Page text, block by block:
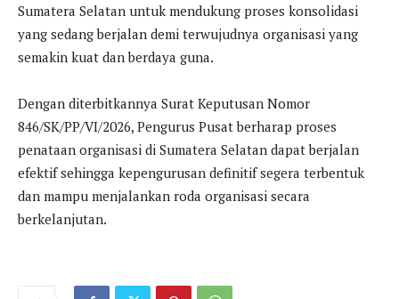
Sumatera Selatan untuk mendukung proses konsolidasi
yang sedang berjalan demi terwujudnya organisasi yang
semakin kuat dan berdaya guna.
Dengan diterbitkannya Surat Keputusan Nomor
846/SK/PP/VI/2026, Pengurus Pusat berharap proses
penataan organisasi di Sumatera Selatan dapat berjalan
efektif sehingga kepengurusan definitif segera terbentuk
dan mampu menjalankan roda organisasi secara
berkelanjutan.